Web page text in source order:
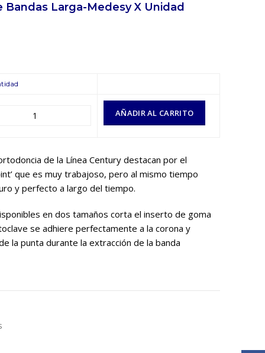
Bandas Larga-Medesy X Unidad
AÑADIR AL CARRITO
de la Línea Century destacan por el
que es muy trabajoso, pero al mismo tiempo
y perfecto a largo del tiempo.
en dos tamaños corta el inserto de goma
se adhiere perfectamente a la corona y
la punta durante la extracción de la banda